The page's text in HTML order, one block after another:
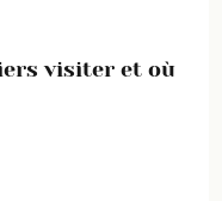
visiter et où